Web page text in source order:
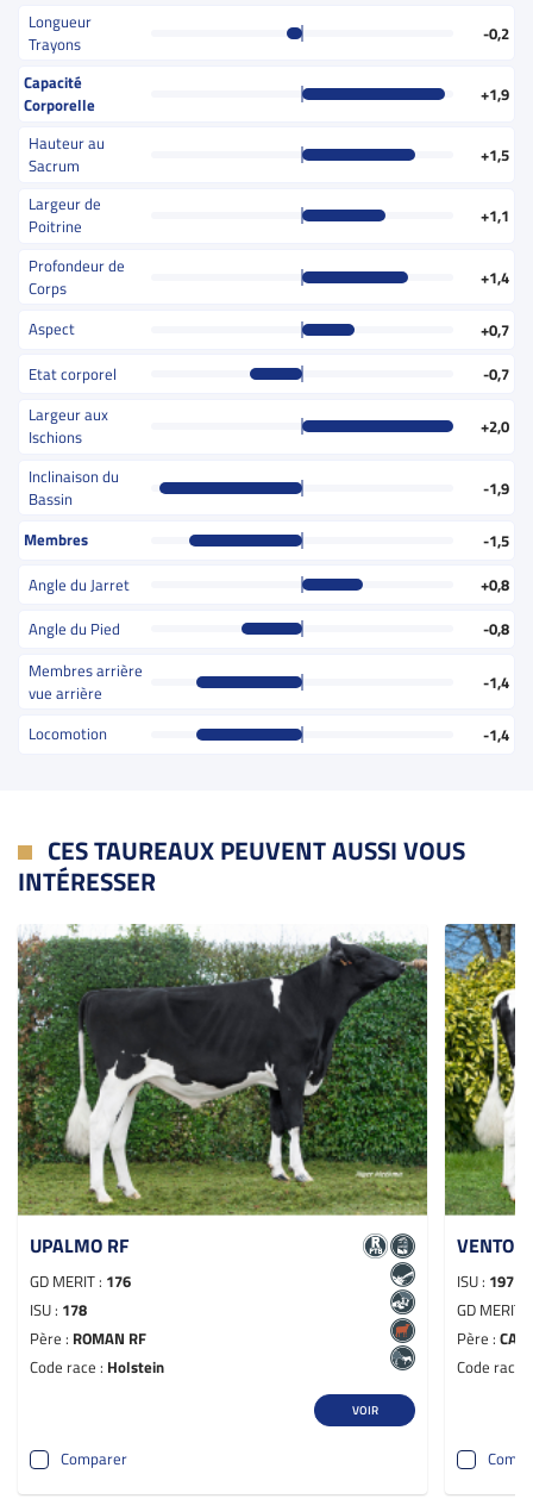
Longueur
Trayons
-0,2
Capacité
Corporelle
+1,9
Hauteur au
Sacrum
+1,5
Largeur de
Poitrine
+1,1
Profondeur de
Corps
+1,4
Aspect
+0,7
Etat corporel
-0,7
Largeur aux
Ischions
+2,0
Inclinaison du
Bassin
-1,9
Membres
-1,5
Angle du Jarret
+0,8
Angle du Pied
-0,8
Membres arrière
vue arrière
-1,4
Locomotion -1,4
CES TAUREAUX PEUVENT AUSSI VOUS
INTÉRESSER
UPALMO RF
GD MERIT : 176
ISU : 178
Père : ROMAN RF
Code race : Holstein
VOIR
Comparer
VENTO
ISU : 197
GD MERIT :
Père :
Code race